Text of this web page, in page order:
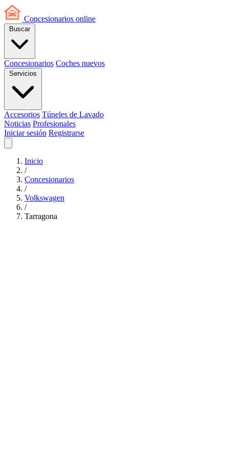
Concesionarios online
Buscar
Concesionarios Coches nuevos
Servicios
Accesorios Túneles de Lavado
Noticias Profesionales
Iniciar sesión Registrarse
Inicio
/
Concesionarios
/
Volkswagen
/
Tarragona